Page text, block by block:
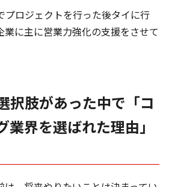
プロジェクトを行った後タイに行
業に主に営業力強化の支援をさせて
択肢があった中で「コ
業界を選ばれた理由」